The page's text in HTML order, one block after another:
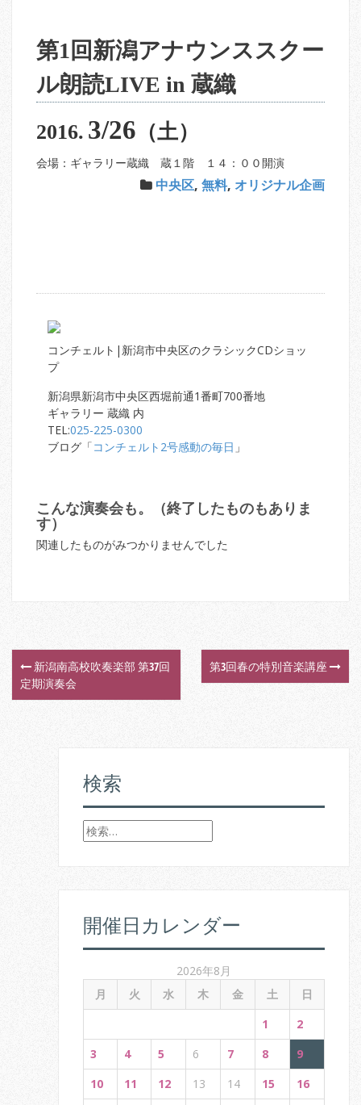
第1回新潟アナウンススクー
ル朗読LIVE in 蔵織
2016. 3/26 （土）
会場：ギャラリー蔵織 蔵１階 １４：００開演
中央区, 無料, オリジナル企画
コンチェルト|新潟市中央区のクラシックCDショッ
プ
新潟県新潟市中央区西堀前通1番町700番地
ギャラリー 蔵織 内
TEL:025-225-0300
ブログ「コンチェルト2号感動の毎日 」
こんな演奏会も。（終了したものもありま
す）
関連したものがみつかりませんでした
P 新潟南高校吹奏楽部 第37回
定期演奏会
第3回春の特別音楽講座
検索
検
索
:
開催日カレンダー
2026年8月
月
火 水 木 金 土 日
1
2
3
4 5 6 7 8
9
10
11 12 13 14 15
16